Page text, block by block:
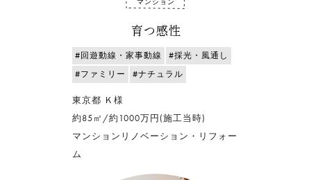
マンション
育つ感性
#回遊動線・家事動線
#採光・風通し
#ファミリー
#ナチュラル
東京都 Ｋ様
約85㎡/約1000万円(施工当時)
マンションリノベーション・リフォー
ム